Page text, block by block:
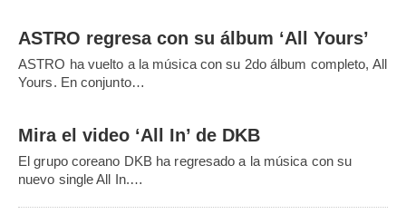
ASTRO regresa con su álbum ‘All Yours’
ASTRO ha vuelto a la música con su 2do álbum completo, All
Yours. En conjunto…
Mira el video ‘All In’ de DKB
El grupo coreano DKB ha regresado a la música con su
nuevo single All In.…